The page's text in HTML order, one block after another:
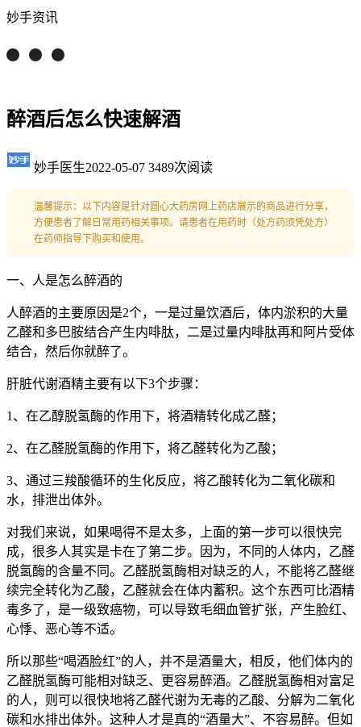
妙手资讯
醉酒后怎么快速解酒
妙手医生2022-05-07 3489次阅读
温馨提示：以下内容是针对圆心大药房网上药店展示的商品进行分享，
方便患者了解日常用药相关事项。请患者在用药时（处方药须凭处方）
在药师指导下购买和使用。
一、人是怎么醉酒的
人醉酒的主要原因是2个，一是过量饮酒后，体内淤积的大量
乙醛和多巴胺结合产生内啡肽，二是过量内啡肽再和阿片受体
结合，然后你就醉了。
肝脏代谢酒精主要有以下3个步骤：
1、在乙醇脱氢酶的作用下，将酒精转化成乙醛；
2、在乙醛脱氢酶的作用下，将乙醛转化为乙酸；
3、通过三羧酸循环的生化反应，将乙酸转化为二氧化碳和
水，排泄出体外。
对我们来说，如果喝得不是太多，上面的第一步可以很快完
成，很多人其实是卡在了第二步。因为，不同的人体内，乙醛
脱氢酶的含量不同。乙醛脱氢酶相对缺乏的人，不能将乙醛继
续完全转化为乙酸，乙醛就会在体内蓄积。这个东西可比酒精
毒多了，是一级致癌物，可以导致毛细血管扩张，产生脸红、
心悸、恶心等不适。
所以那些“喝酒脸红”的人，并不是酒量大，相反，他们体内的
乙醛脱氢酶可能相对缺乏、更容易醉酒。乙醛脱氢酶相对富足
的人，则可以很快地将乙醛代谢为无毒的乙酸、分解为二氧化
碳和水排出体外。这种人才是真的“酒量大”、不容易醉。但如